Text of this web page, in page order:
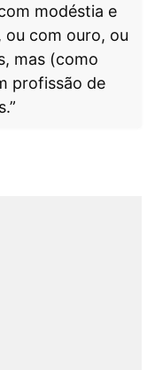
modéstia e
ou com ouro, ou
mas (como
profissão de